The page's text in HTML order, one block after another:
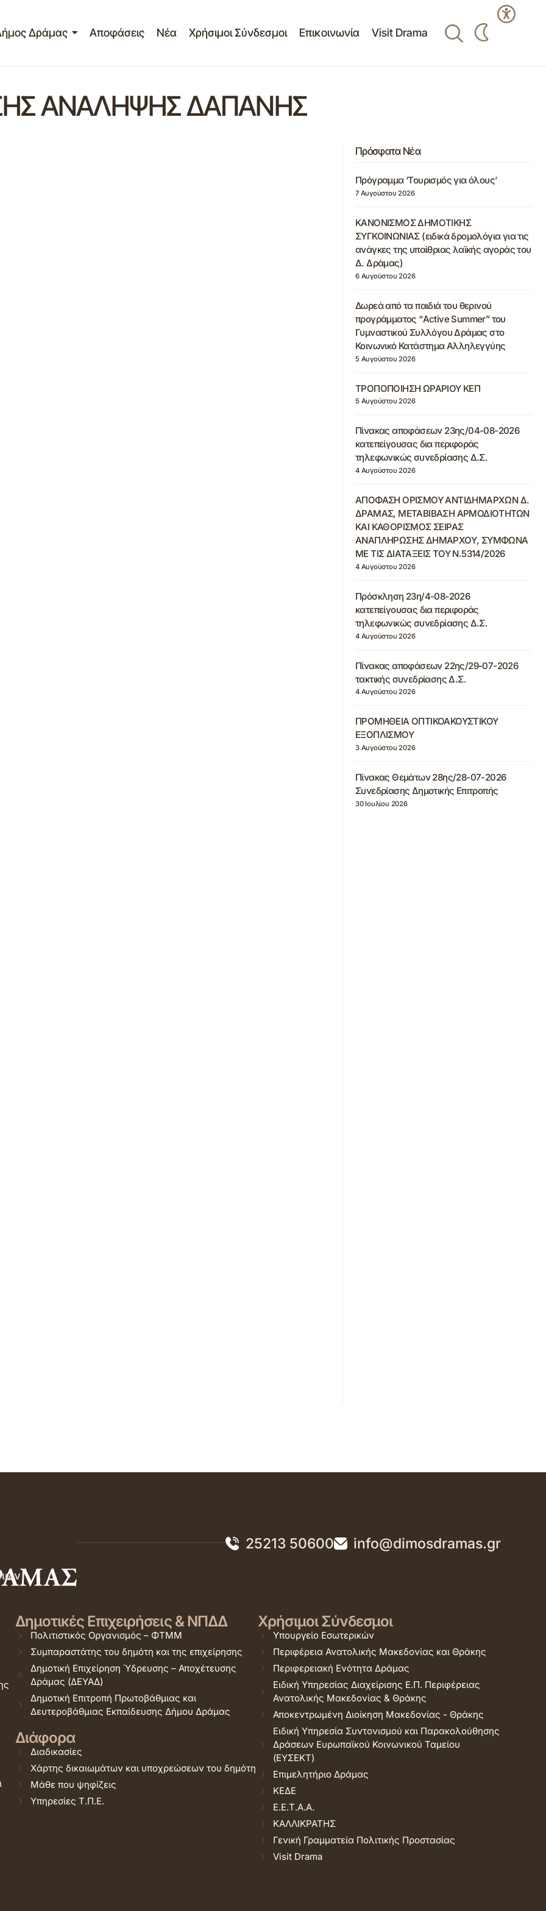
Δράμας Αποφάσεις Νέα Χρήσιμοι Σύνδεσμοι Επικοινωνία Visit Drama
ΑΝΑΛΗΨΗΣ ΔΑΠΑΝΗΣ
Πρόσφατα Νέα
Πρόγραμμα ‘Τουρισμός για όλους’
7 Αυγούστου 2026
ΚΑΝΟΝΙΣΜΟΣ ΔΗΜΟΤΙΚΗΣ
ΣΥΓΚΟΙΝΩΝΙΑΣ (ειδικά δρομολόγια για τις
ανάγκες της υπαίθριας λαϊκής αγοράς του
Δ. Δράμας)
6 Αυγούστου 2026
Δωρεά από τα παιδιά του θερινού
προγράμματος “Active Summer” του
Γυμναστικού Συλλόγου Δράμας στο
Κοινωνικό Κατάστημα Αλληλεγγύης
5 Αυγούστου 2026
ΤΡΟΠΟΠΟΙΗΣΗ ΩΡΑΡΙΟΥ ΚΕΠ
5 Αυγούστου 2026
Πίνακας αποφάσεων 23ης/04-08-2026
κατεπείγουσας δια περιφοράς
τηλεφωνικώς συνεδρίασης Δ.Σ.
4 Αυγούστου 2026
ΑΠΟΦΑΣΗ ΟΡΙΣΜΟΥ ΑΝΤΙΔΗΜΑΡΧΩΝ Δ.
ΔΡΑΜΑΣ, ΜΕΤΑΒΙΒΑΣΗ ΑΡΜΟΔΙΟΤΗΤΩΝ
ΚΑΙ ΚΑΘΟΡΙΣΜΟΣ ΣΕΙΡΑΣ
ΑΝΑΠΛΗΡΩΣΗΣ ΔΗΜΑΡΧΟΥ, ΣΥΜΦΩΝΑ
ΜΕ ΤΙΣ ΔΙΑΤΑΞΕΙΣ ΤΟΥ Ν.5314/2026
4 Αυγούστου 2026
Πρόσκληση 23η/4-08-2026
κατεπείγουσας δια περιφοράς
τηλεφωνικώς συνεδρίασης Δ.Σ.
4 Αυγούστου 2026
Πίνακας αποφάσεων 22ης/29-07-2026
τακτικής συνεδρίασης Δ.Σ.
4 Αυγούστου 2026
ΠΡΟΜΗΘΕΙΑ ΟΠΤΙΚΟΑΚΟΥΣΤΙΚΟΥ
ΕΞΟΠΛΙΣΜΟΥ
3 Αυγούστου 2026
Πίνακας Θεμάτων 28ης/28-07-2026
Συνεδρίασης Δημοτικής Επιτροπής
30 Ιουλίου 2026
25213 50600 info@dimosdramas.gr
Δημοτικές Επιχειρήσεις & ΝΠΔΔ
Πολιτιστικός Οργανισμός – ΦΤΜΜ
Συμπαραστάτης του δημότη και της επιχείρησης
Δημοτική Επιχείρηση Ύδρευσης – Αποχέτευσης
Δράμας (ΔΕΥΑΔ)
Δημοτική Επιτροπή Πρωτοβάθμιας και
Δευτεροβάθμιας Εκπαίδευσης Δήμου Δράμας
Διάφορα
Διαδικασίες
Χάρτης δικαιωμάτων και υποχρεώσεων του δημότη
Μάθε που ψηφίζεις
Υπηρεσίες Τ.Π.Ε.
Χρήσιμοι Σύνδεσμοι
Υπουργείο Εσωτερικών
Περιφέρεια Ανατολικής Μακεδονίας και Θράκης
Περιφερειακή Ενότητα Δράμας
Ειδική Υπηρεσίας Διαχείρισης Ε.Π. Περιφέρειας
Ανατολικής Μακεδονίας & Θράκης
Αποκεντρωμένη Διοίκηση Μακεδονίας - Θράκης
Ειδική Υπηρεσία Συντονισμού και Παρακολούθησης
Δράσεων Ευρωπαϊκού Κοινωνικού Ταμείου
(ΕΥΣΕΚΤ)
Επιμελητήριο Δράμας
ΚΕΔΕ
Ε.Ε.Τ.Α.Α.
ΚΑΛΛΙΚΡΑΤΗΣ
Γενική Γραμματεία Πολιτικής Προστασίας
Visit Drama